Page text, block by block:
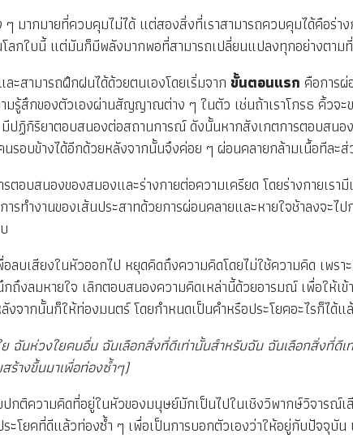
มากมายที่ควบคุมไม่ได้ แต่สองสิ่งที่เราสามารถควบคุมได้คือร่า
กใบนี้ แต่มันก็มีพลังมากพอที่สามารถเปลี่ยนแปลงทุกอย่างตามที่
ะสามารถฝึกฝนได้ด้วยตนเองโดยเริ่มจาก ขั้นตอนแรก คือการผ่
สึกของตัวเองผ่านสัญญาณต่าง ๆ ในตัว เช่นถ้าเราโกรธ คิ้วจะข
ฏิกิริยาตอบสนองต่อสถานการณ์ ดังนั้นหากสังเกตการตอบสนอง
รอบข้างได้อีกด้วยหลังจากนั้นจึงค่อย ๆ ผ่อนคลายกล้ามเนื้อทีละ
ตอบสนองของสมองและร่างกายต่อความเครียด โดยร่างกายเร
ทำงานของเส้นประสาทด้วยการผ่อนคลายและหายใจช้าลงจะไป
ลบเสียงในหัวออกไป หยุดคิดถึงความคิดโดยไม่ใช้ความคิด เพรา
กถึงลมหายใจ เลิกตอบสนองความคิดเหล่านี้ด้วยอารมณ์ เพื่อให้
งจากนั้นก็ให้ท่องมนตร์ โดยกำหนดเป็นคำหรือประโยคอะไรก็ได้
ฉันห่วงใยคนอื่น ฉันเลือกสิ่งที่ดีเท่านั้นสำหรับฉัน ฉันเลือกสิ่งที่ดี
ร้างขึ้นมาเพื่อท่องซ้ำๆ)
ปกติความคิดที่อยู่ในหัวของมนุษย์มักเป็นไปในเชิงวิพากษ์วิจารณ์
โยคที่ดีแล้วท่องซ้ำ ๆ เพื่อเป็นการบอกตัวเองว่าให้อยู่กับปัจจุบั